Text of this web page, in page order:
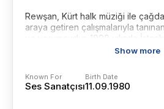
Rewşan, Kürt halk müziği ile
araya getiren çalışmalarıyla
ve yorumcudur. 1990 yılında
müziğe genç yaşlarda ilgi
repertuvara getirdiği yeni yorumlar
sürede geniş bir dinleyici kitlesine
Show more
Known For
Ses Sanatçısı
Birth Date
11.09.1980